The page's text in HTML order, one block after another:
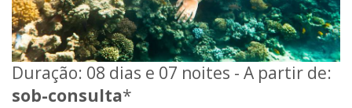
Duração: 08 dias e 07 noites - A partir de:
sob-consulta*